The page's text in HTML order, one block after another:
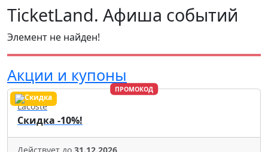
TicketLand. Афиша событий
Элемент не найден!
Акции и купоны
ПРОМОКОД
Lacoste
Скидка -10%!